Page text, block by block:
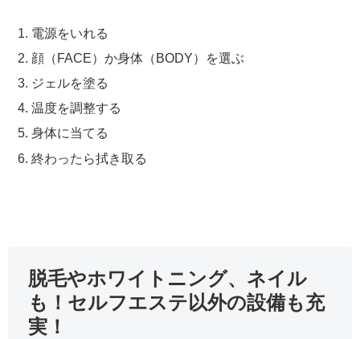
電源をいれる
顔（FACE）か身体（BODY）を選ぶ
ジェルを塗る
温度を調整する
身体に当てる
終わったら拭き取る
脱毛やホワイトニング、ネイル
も！セルフエステ以外の設備も充
実！